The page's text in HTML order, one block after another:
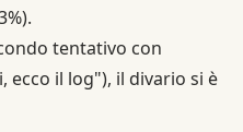
tentativo con
ecco il log"), il divario si è